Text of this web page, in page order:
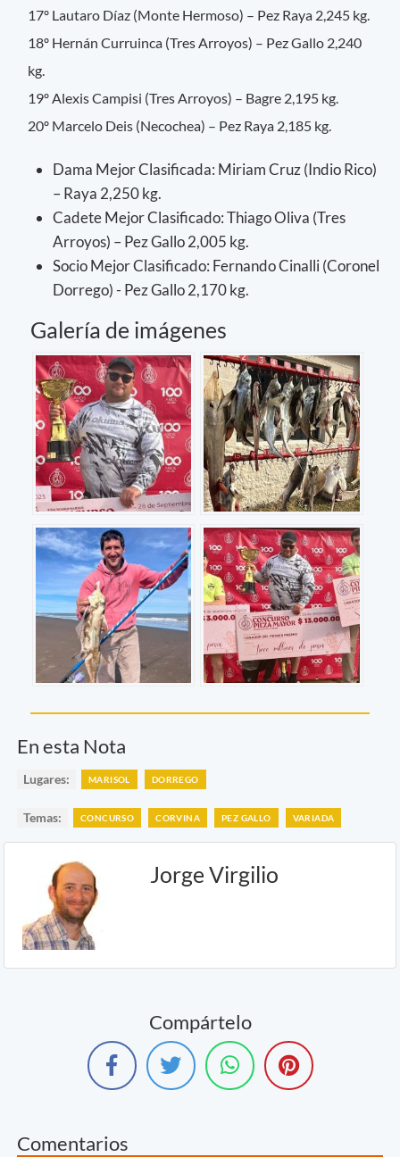
17º Lautaro Díaz (Monte Hermoso) – Pez Raya 2,245 kg.
18º Hernán Curruinca (Tres Arroyos) – Pez Gallo 2,240
kg.
19º Alexis Campisi (Tres Arroyos) – Bagre 2,195 kg.
20º Marcelo Deis (Necochea) – Pez Raya 2,185 kg.
Dama Mejor Clasificada: Miriam Cruz (Indio Rico)
– Raya 2,250 kg.
Cadete Mejor Clasificado: Thiago Oliva (Tres
Arroyos) – Pez Gallo 2,005 kg.
Socio Mejor Clasificado: Fernando Cinalli (Coronel
Dorrego) - Pez Gallo 2,170 kg.
Galería de imágenes
En esta Nota
Lugares: MARISOL DORREGO
Temas: CONCURSO CORVINA PEZ GALLO VARIADA
Jorge Virgilio
Compártelo
Comentarios